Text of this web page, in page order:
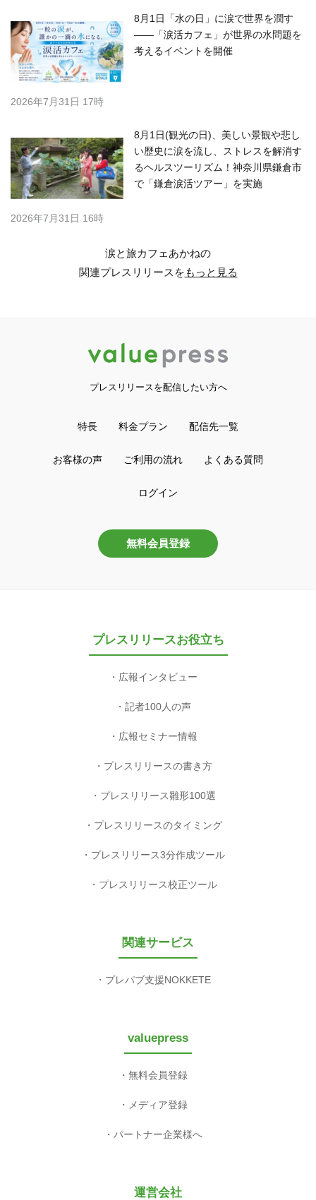
8月1日「水の日」に涙で世界を潤す
――「涙活カフェ」が世界の水問題を
考えるイベントを開催
2026年7月31日 17時
8月1日(観光の日)、美しい景観や悲し
い歴史に涙を流し、ストレスを解消す
るヘルスツーリズム！神奈川県鎌倉市
で「鎌倉涙活ツアー」を実施
2026年7月31日 16時
涙と旅カフェあかねの
関連プレスリリースをもっと見る
プレスリリースを配信したい方へ
特長 料金プラン 配信先一覧
お客様の声 ご利用の流れ よくある質問
ログイン
無料会員登録
プレスリリースお役立ち
広報インタビュー
記者100人の声
広報セミナー情報
プレスリリースの書き方
プレスリリース雛形100選
プレスリリースのタイミング
プレスリリース3分作成ツール
プレスリリース校正ツール
関連サービス
プレパブ支援NOKKETE
valuepress
無料会員登録
メディア登録
パートナー企業様へ
運営会社